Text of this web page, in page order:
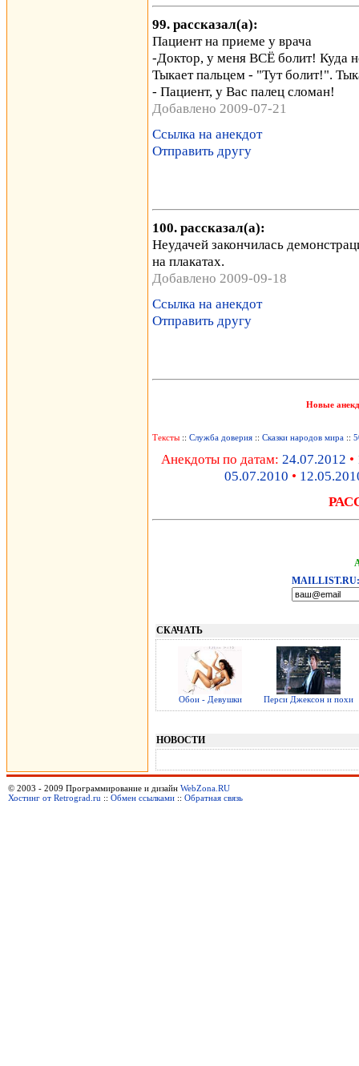
99. рассказал(а):
Пациент на приеме у врача
-Доктор, у меня ВСЁ болит! Куда
Тыкает пальцем - "Тут болит!".
- Пациент, у Вас палец сломан!
Добавлено 2009-07-21
Ссылка на анекдот
Отправить другу
100. рассказал(а):
Неудачей закончилась
на плакатах.
Добавлено 2009-09-18
Ссылка на анекдот
Отправить другу
Новые
Тексты :: Служба доверия :: Сказки народов мира ::
Анекдоты по датам: 24.07.2012 •
05.07.2010 •
MAILLIST.RU:
СКАЧАТЬ
Обои - Девушки Перси Джексон и похи
НОВОСТИ
© 2003 - 2009 Программирование и дизайн WebZona.RU
Хостинг от Retrograd.ru :: Обмен ссылками :: Обратная связь